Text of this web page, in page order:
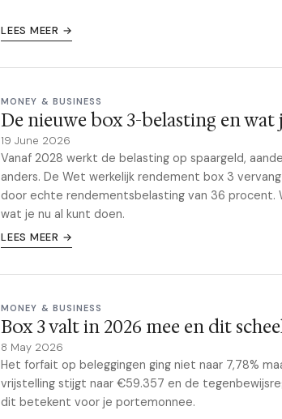
LEES MEER →
MONEY & BUSINESS
De nieuwe box 3-belasting en wat
19 June 2026
Vanaf 2028 werkt de belasting op spaargeld,
anders. De Wet werkelijk rendement box 3
door echte rendementsbelasting van 36
wat je nu al kunt doen.
LEES MEER →
MONEY & BUSINESS
Box 3 valt in 2026 mee en dit
8 May 2026
Het forfait op beleggingen ging niet naar 7,78%
vrijstelling stijgt naar €59.357 en de
dit betekent voor je portemonnee.